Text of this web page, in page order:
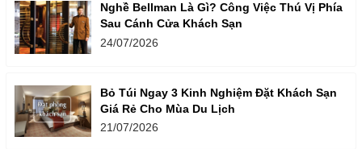
Nghề Bellman Là Gì? Công Việc Thú Vị Phía
Sau Cánh Cửa Khách Sạn
24/07/2026
Bỏ Túi Ngay 3 Kinh Nghiệm Đặt Khách Sạn
Giá Rẻ Cho Mùa Du Lịch
21/07/2026